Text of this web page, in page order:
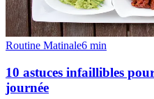
Routine Matinale6 min
10 astuces infaillibles
journée